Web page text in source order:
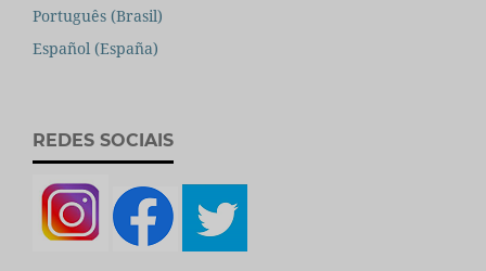
Português (Brasil)
Español (España)
REDES SOCIAIS